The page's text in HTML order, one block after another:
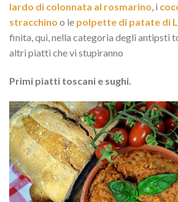
lardo di colonnata al rosmarino, i
stracchino o le polpette di patate di
finita, qui, nella categoria degli antipsti
altri piatti che vi stupiranno
Primi piatti toscani e sughi.